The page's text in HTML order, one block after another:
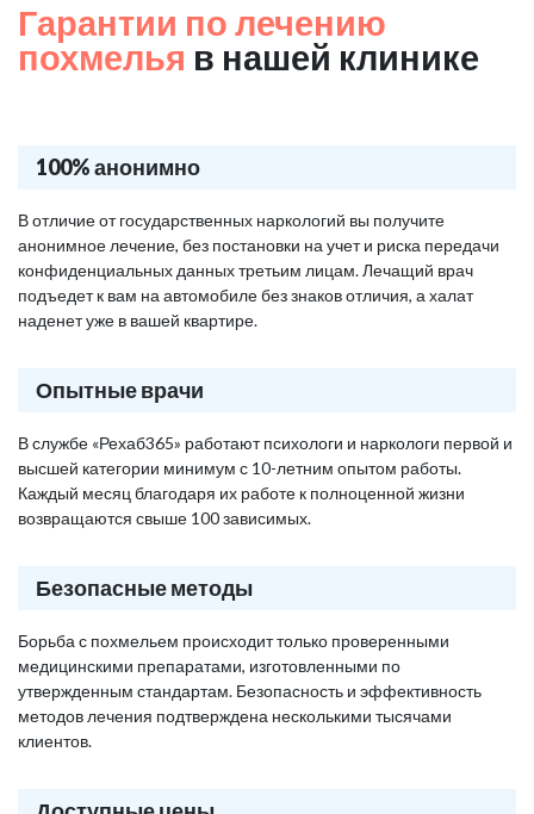
Гарантии по лечению
похмелья в нашей клинике
100% анонимно
В отличие от государственных наркологий вы получите
анонимное лечение, без постановки на учет и риска передачи
конфиденциальных данных третьим лицам. Лечащий врач
подъедет к вам на автомобиле без знаков отличия, а халат
наденет уже в вашей квартире.
Опытные врачи
В службе «Рехаб365» работают психологи и наркологи первой и
высшей категории минимум с 10-летним опытом работы.
Каждый месяц благодаря их работе к полноценной жизни
возвращаются свыше 100 зависимых.
Безопасные методы
Борьба с похмельем происходит только проверенными
медицинскими препаратами, изготовленными по
утвержденным стандартам. Безопасность и эффективность
методов лечения подтверждена несколькими тысячами
клиентов.